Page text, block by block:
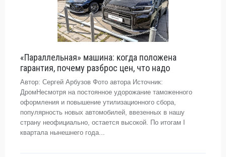
«Параллельная» машина: когда положена
гарантия, почему разброс цен, что надо
Автор: Сергей Арбузов Фото автора Источник:
ДромНесмотря на постоянное удорожание таможенного
оформления и повышение утилизационного сбора,
популярность новых автомобилей, ввезенных в нашу
страну неофициально, остается высокой. По итогам I
квартала нынешнего года...